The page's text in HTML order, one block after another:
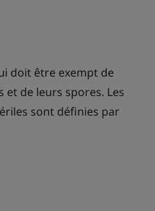
doit être exempt de
et de leurs spores. Les
sont définies par